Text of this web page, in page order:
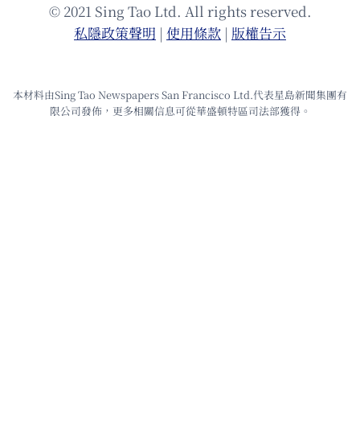
© 2021 Sing Tao Ltd. All rights reserved.
私隱政策聲明 | 使⽤條款 | 版權告⽰
本材料由Sing Tao Newspapers San Francisco Ltd.代表星島新聞集團有
限公司發佈，更多相關信息可從華盛頓特區司法部獲得。